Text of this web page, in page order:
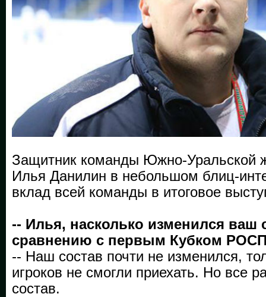
Защитник команды Южно-Уральской
Илья Данилин в небольшом блиц-
вклад всей команды в итоговое
-- Илья, насколько изменился ваш
сравнению с первым Кубком
-- Наш состав почти не изменился,
игроков не смогли приехать. Но все
состав.